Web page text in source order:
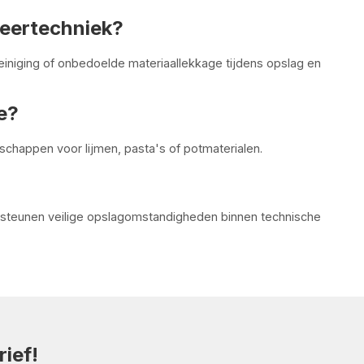
of onbedoelde materiaallekkage tijdens opslag en
voor lijmen, pasta's of potmaterialen.
veilige opslagomstandigheden binnen technische